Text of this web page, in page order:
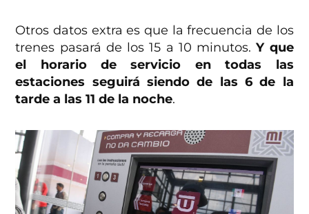
Otros datos extra es que la frecuencia de los
trenes pasará de los 15 a 10 minutos.Y que
el horario de servicio en todas las
estaciones seguirá siendo de las 6 de la
tarde a las 11 de la noche.